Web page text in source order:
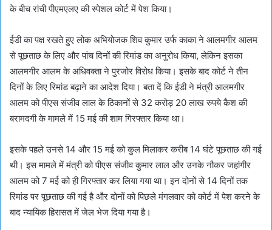
के बीच रांची पीएमएलए की स्पेशल कोर्ट में पेश किया।
ईडी का पक्ष रखते हुए लोक अभियोजक शिव कुमार उर्फ काका ने आलमगीर आलम
से पूछताछ के लिए और पांच दिनों की रिमांड का अनुरोध किया, लेकिन इसका
आलमगीर आलम के अधिवक्ता ने पुरजोर विरोध किया। इसके बाद कोर्ट ने तीन
दिनों के लिए रिमांड बढ़ाने का आदेश दिया। बता दें कि ईडी ने मंत्री आलमगीर
आलम को पीएस संजीव लाल के ठिकानों से 32 करोड़ 20 लाख रुपये कैश की
बरामदगी के मामले में 15 मई की शाम गिरफ्तार किया था।
इसके पहले उनसे 14 और 15 मई को कुल मिलाकर करीब 14 घंटे पूछताछ की गई
थी। इस मामले में मंत्री को पीएस संजीव कुमार लाल और उनके नौकर जहांगीर
आलम को 7 मई को ही गिरफ्तार कर लिया गया था। इन दोनों से 14 दिनों तक
रिमांड पर पूछताछ की गई है और दोनों को पिछले मंगलवार को कोर्ट में पेश करने के
बाद न्यायिक हिरासत में जेल भेज दिया गया है।